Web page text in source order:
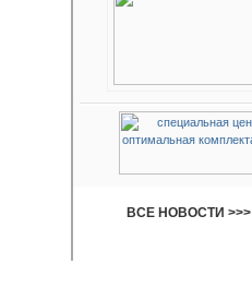
ВСЕ НОВОСТИ >>>